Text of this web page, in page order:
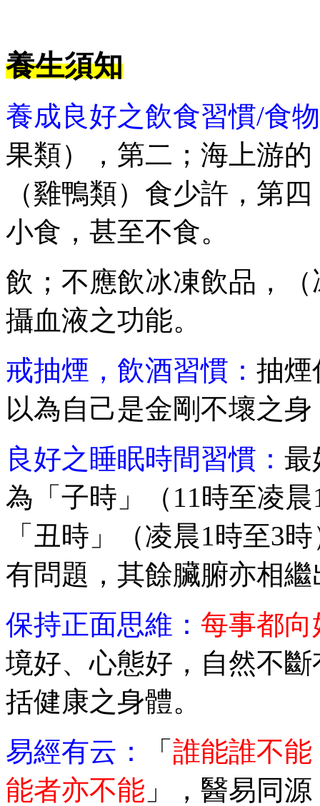
養生須知
養成良好之飲食習慣/食
果類），第二；海上游
（雞鴨類）食少許，第
小食，甚至不食。
飲；不應飲冰凍飲品，
攝血液之功能。
戒抽煙 ，飲酒習慣： 抽煙
以為自己是金剛不壞之
良好之睡眠時間習慣： 最
為「子時」（11時至凌
「丑時」（凌晨1時至3
有問題，其餘臟腑亦相
保持正面思維 ： 每事都
境好、心態好，自然不
括健康之身體。
易經有云 ： 「 誰能誰不
能者亦不能 」，醫易同